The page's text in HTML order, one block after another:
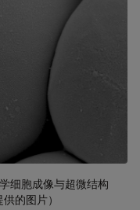
细胞成像与超微结构
的图片）